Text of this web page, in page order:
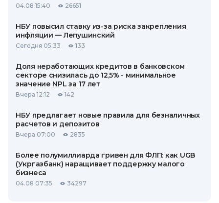
04.08 15:40 26651
НБУ повысил ставку из-за риска закрепления
инфляции — Лепушинский
Сегодня 05:33 133
Доля неработающих кредитов в банковском
секторе снизилась до 12,5% - минимальное
значение NPL за 17 лет
Вчера 12:12 142
НБУ предлагает новые правила для безналичных
расчетов и депозитов
Вчера 07:00 2835
Более полумиллиарда гривен для ФЛП: как UGB
(Укргазбанк) наращивает поддержку малого
бизнеса
04.08 07:35 34297